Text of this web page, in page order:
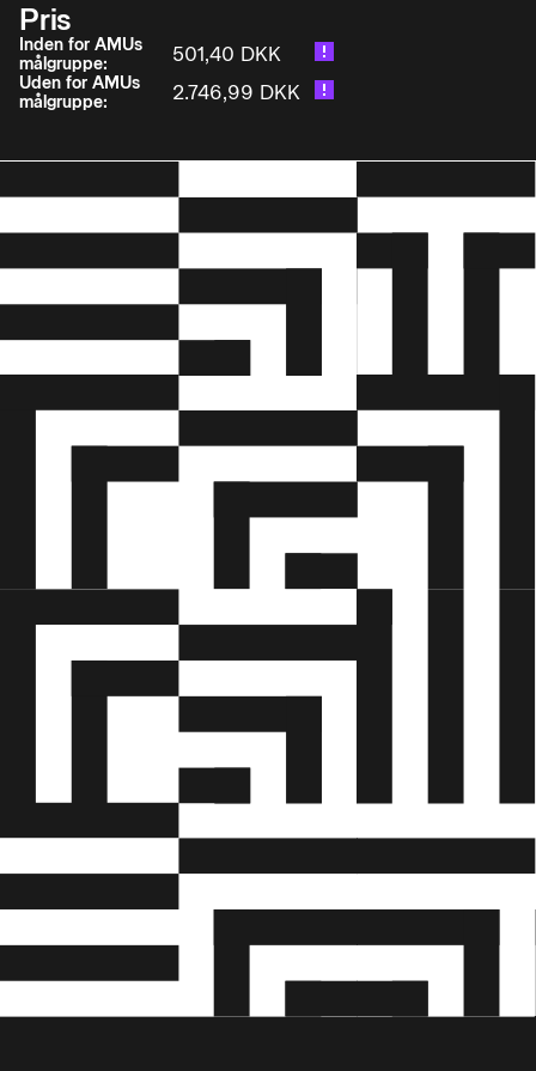
Pris
Inden for AMUs
målgruppe:
501,40 DKK
Uden for AMUs
målgruppe:
2.746,99 DKK